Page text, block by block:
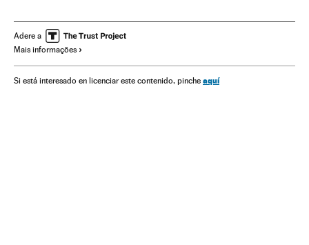
Prêmios Romance Narrativa
Cultura
Fundación Príncipe de Asturias
Adere a
Mais informações
Si está interesado en licenciar este contenido, pinche aquí